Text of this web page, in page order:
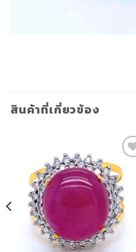
สินค้าที่เกี่ยวข้อง
Add to
Wishlist